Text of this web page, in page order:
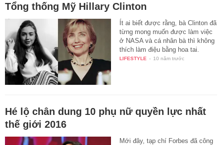
Tổng thống Mỹ Hillary Clinton
Ít ai biết được rằng, bà Clinton đã
từng mong muốn được làm việc
ở NASA và cá nhân bà thì không
thích làm điệu bằng hoa tai.
LIFESTYLE - 10 năm trước
Hé lộ chân dung 10 phụ nữ quyền lực nhất
thế giới 2016
Mới đây, tạp chí Forbes đã công